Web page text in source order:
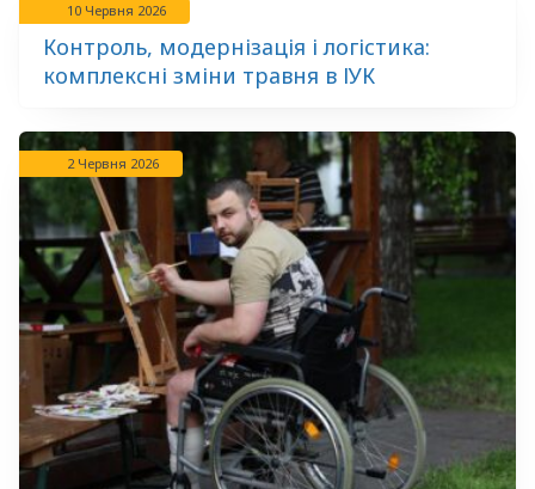
10 Червня 2026
Контроль, модернізація і логістика:
комплексні зміни травня в ІУК
2 Червня 2026